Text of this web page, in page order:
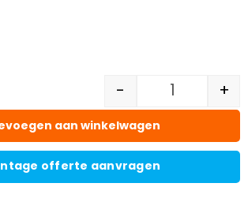
- +
aan winkelwagen
offerte aanvragen